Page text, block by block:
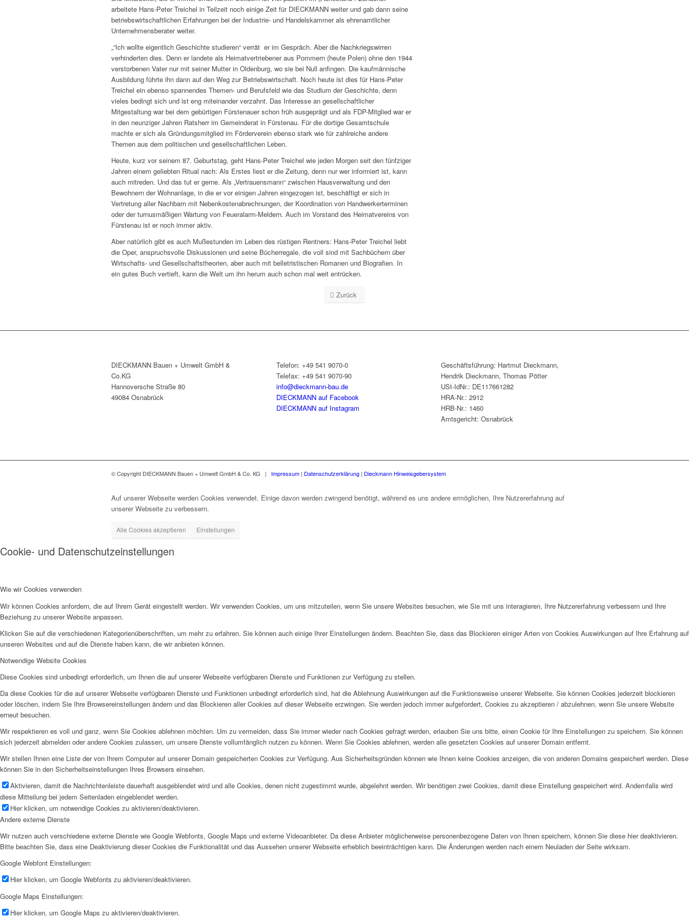
arbeitete Hans-Peter Treichel in Teilzeit noch einige Zeit für DIECKMANN weiter und gab dann seine
betriebswirtschaftlichen Erfahrungen bei der Industrie- und Handelskammer als ehrenamtlicher
Unternehmensberater weiter.
„“Ich wollte eigentlich Geschichte studieren“ verrät er im Gespräch. Aber die Nachkriegswirren
verhinderten dies. Denn er landete als Heimatvertriebener aus Pommern (heute Polen) ohne den 1944
verstorbenen Vater nur mit seiner Mutter in Oldenburg, wo sie bei Null anfingen. Die kaufmännische
Ausbildung führte ihn dann auf den Weg zur Betriebswirtschaft. Noch heute ist dies für Hans-Peter
Treichel ein ebenso spannendes Themen- und Berufsfeld wie das Studium der Geschichte, denn
vieles bedingt sich und ist eng miteinander verzahnt. Das Interesse an gesellschaftlicher
Mitgestaltung war bei dem gebürtigen Fürstenauer schon früh ausgeprägt und als FDP-Mitglied war er
in den neunziger Jahren Ratsherr im Gemeinderat in Fürstenau. Für die dortige Gesamtschule
machte er sich als Gründungsmitglied im Förderverein ebenso stark wie für zahlreiche andere
Themen aus dem politischen und gesellschaftlichen Leben.
Heute, kurz vor seinem 87. Geburtstag, geht Hans-Peter Treichel wie jeden Morgen seit den fünfziger
Jahren einem geliebten Ritual nach: Als Erstes liest er die Zeitung, denn nur wer informiert ist, kann
auch mitreden. Und das tut er gerne. Als „Vertrauensmann“ zwischen Hausverwaltung und den
Bewohnern der Wohnanlage, in die er vor einigen Jahren eingezogen ist, beschäftigt er sich in
Vertretung aller Nachbarn mit Nebenkostenabrechnungen, der Koordination von Handwerkerterminen
oder der turnusmäßigen Wartung von Feueralarm-Meldern. Auch im Vorstand des Heimatvereins von
Fürstenau ist er noch immer aktiv.
Aber natürlich gibt es auch Mußestunden im Leben des rüstigen Rentners: Hans-Peter Treichel liebt
die Oper, anspruchsvolle Diskussionen und seine Bücherregale, die voll sind mit Sachbüchern über
Wirtschafts- und Gesellschaftstheorien, aber auch mit belletristischen Romanen und Biografien. In
ein gutes Buch vertieft, kann die Welt um ihn herum auch schon mal weit entrücken.
Zurück
DIECKMANN Bauen + Umwelt GmbH &
Co.KG
Hannoversche Straße 80
49084 Osnabrück
Telefon: +49 541 9070-0
Telefax: +49 541 9070-90
info@dieckmann-bau.de
DIECKMANN auf Facebook
DIECKMANN auf Instagram
Geschäftsführung: Hartmut Dieckmann,
Hendrik Dieckmann, Thomas Pötter
USt-IdNr.: DE117661282
HRA-Nr.: 2912
HRB-Nr.: 1460
Amtsgericht: Osnabrück
© Copyright DIECKMANN Bauen + Umwelt GmbH & Co. KG | Impressum | Datenschutzerklärung | Dieckmann Hinweisgebersystem
Auf unserer Webseite werden Cookies verwendet. Einige davon werden zwingend benötigt, während es uns andere ermöglichen, Ihre Nutzererfahrung auf
unserer Webseite zu verbessern.
Alle Cookies akzeptieren Einstellungen
Cookie- und Datenschutzeinstellungen
Wie wir Cookies verwenden
Wir können Cookies anfordern, die auf Ihrem Gerät eingestellt werden. Wir verwenden Cookies, um uns mitzuteilen, wenn Sie unsere Websites besuchen, wie Sie mit uns interagieren, Ihre Nutzererfahrung verbessern und Ihre
Beziehung zu unserer Website anpassen.
Klicken Sie auf die verschiedenen Kategorienüberschriften, um mehr zu erfahren. Sie können auch einige Ihrer Einstellungen ändern. Beachten Sie, dass das Blockieren einiger Arten von Cookies Auswirkungen auf Ihre Erfahrung auf
unseren Websites und auf die Dienste haben kann, die wir anbieten können.
Notwendige Website Cookies
Diese Cookies sind unbedingt erforderlich, um Ihnen die auf unserer Webseite verfügbaren Dienste und Funktionen zur Verfügung zu stellen.
Da diese Cookies für die auf unserer Webseite verfügbaren Dienste und Funktionen unbedingt erforderlich sind, hat die Ablehnung Auswirkungen auf die Funktionsweise unserer Webseite. Sie können Cookies jederzeit blockieren
oder löschen, indem Sie Ihre Browsereinstellungen ändern und das Blockieren aller Cookies auf dieser Webseite erzwingen. Sie werden jedoch immer aufgefordert, Cookies zu akzeptieren / abzulehnen, wenn Sie unsere Website
erneut besuchen.
Wir respektieren es voll und ganz, wenn Sie Cookies ablehnen möchten. Um zu vermeiden, dass Sie immer wieder nach Cookies gefragt werden, erlauben Sie uns bitte, einen Cookie für Ihre Einstellungen zu speichern. Sie können
sich jederzeit abmelden oder andere Cookies zulassen, um unsere Dienste vollumfänglich nutzen zu können. Wenn Sie Cookies ablehnen, werden alle gesetzten Cookies auf unserer Domain entfernt.
Wir stellen Ihnen eine Liste der von Ihrem Computer auf unserer Domain gespeicherten Cookies zur Verfügung. Aus Sicherheitsgründen können wie Ihnen keine Cookies anzeigen, die von anderen Domains gespeichert werden. Diese
können Sie in den Sicherheitseinstellungen Ihres Browsers einsehen.
Aktivieren, damit die Nachrichtenleiste dauerhaft ausgeblendet wird und alle Cookies, denen nicht zugestimmt wurde, abgelehnt werden. Wir benötigen zwei Cookies, damit diese Einstellung gespeichert wird. Andernfalls wird
diese Mitteilung bei jedem Seitenladen eingeblendet werden.
Hier klicken, um notwendige Cookies zu aktivieren/deaktivieren.
Andere externe Dienste
Wir nutzen auch verschiedene externe Dienste wie Google Webfonts, Google Maps und externe Videoanbieter. Da diese Anbieter möglicherweise personenbezogene Daten von Ihnen speichern, können Sie diese hier deaktivieren.
Bitte beachten Sie, dass eine Deaktivierung dieser Cookies die Funktionalität und das Aussehen unserer Webseite erheblich beeinträchtigen kann. Die Änderungen werden nach einem Neuladen der Seite wirksam.
Google Webfont Einstellungen:
Hier klicken, um Google Webfonts zu aktivieren/deaktivieren.
Google Maps Einstellungen:
Hier klicken, um Google Maps zu aktivieren/deaktivieren.